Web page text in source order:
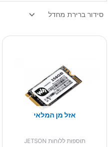
אזל מן המלאי
תוספות ללוחות JETSON